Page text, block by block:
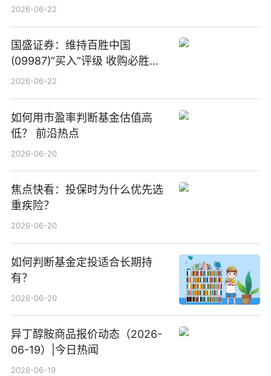
项业务发展考核指标
2026-06-22
国盛证券：维持百胜中国
(09987)“买入”评级 收购必胜客
中国增厚利润加速成长 信息
2026-06-22
如何用市盈率判断基金估值高
低？ 前沿热点
2026-06-20
焦点快看：投保时为什么优先选
重疾险？
2026-06-20
如何判断基金定投适合长期持
有？
2026-06-20
异丁醇胺商品报价动态（2026-
06-19）|今日热闻
2026-06-19